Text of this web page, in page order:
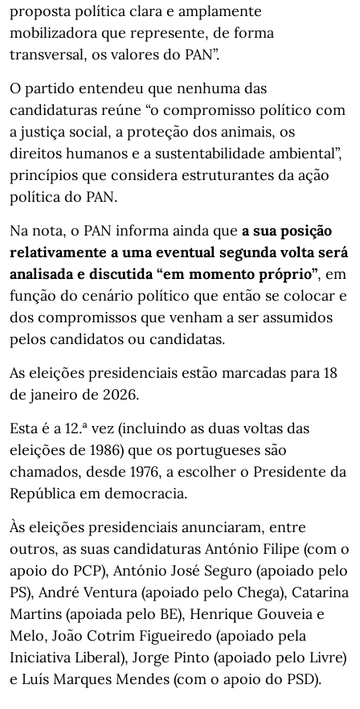
proposta política clara e amplamente
mobilizadora que represente, de forma
transversal, os valores do PAN”.
O partido entendeu que nenhuma das
candidaturas reúne “o compromisso político com
a justiça social, a proteção dos animais, os
direitos humanos e a sustentabilidade ambiental”,
princípios que considera estruturantes da ação
política do PAN.
Na nota, o PAN informa ainda que a sua posição
relativamente a uma eventual segunda volta será
analisada e discutida “em momento próprio”, em
função do cenário político que então se colocar e
dos compromissos que venham a ser assumidos
pelos candidatos ou candidatas.
As eleições presidenciais estão marcadas para 18
de janeiro de 2026.
Esta é a 12.ª vez (incluindo as duas voltas das
eleições de 1986) que os portugueses são
chamados, desde 1976, a escolher o Presidente da
República em democracia.
Às eleições presidenciais anunciaram, entre
outros, as suas candidaturas António Filipe (com o
apoio do PCP), António José Seguro (apoiado pelo
PS), André Ventura (apoiado pelo Chega), Catarina
Martins (apoiada pelo BE), Henrique Gouveia e
Melo, João Cotrim Figueiredo (apoiado pela
Iniciativa Liberal), Jorge Pinto (apoiado pelo Livre)
e Luís Marques Mendes (com o apoio do PSD).